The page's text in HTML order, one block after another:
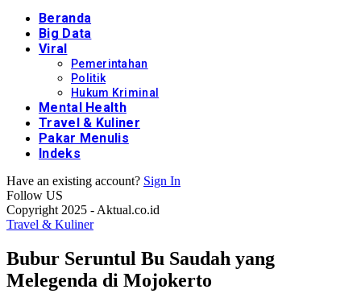
Beranda
Big Data
Viral
Pemerintahan
Politik
Hukum Kriminal
Mental Health
Travel & Kuliner
Pakar Menulis
Indeks
Have an existing account? Sign In
Follow US
Copyright 2025 - Aktual.co.id
Travel & Kuliner
Bubur Seruntul Bu Saudah yang
Melegenda di Mojokerto